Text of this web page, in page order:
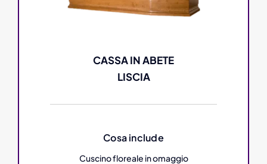
CASSA IN ABETE
LISCIA
Cosa include
Cuscino floreale in omaggio